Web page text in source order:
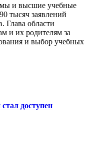
и высшие учебные
тысяч заявлений
Глава области
и их родителям за
и выбор учебных
доступен